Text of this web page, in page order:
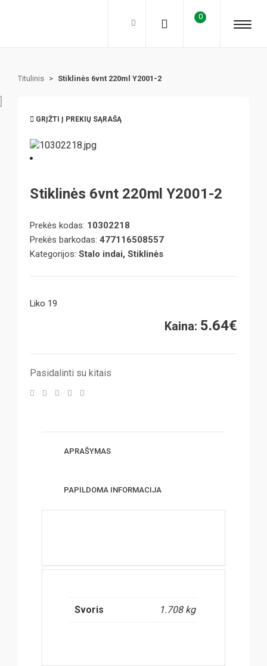
0
Titulinis > Stiklinės 6vnt 220ml Y2001-2
GRĮŽTI Į PREKIŲ SĄRAŠĄ
Stiklinės 6vnt 220ml Y2001-2
Prekės kodas: 10302218
Prekės barkodas: 477116508557
Kategorijos: Stalo indai, Stiklinės
Liko 19
Kaina: 5.64€
Pasidalinti su kitais
APRAŠYMAS
PAPILDOMA INFORMACIJA
Svoris 1.708 kg